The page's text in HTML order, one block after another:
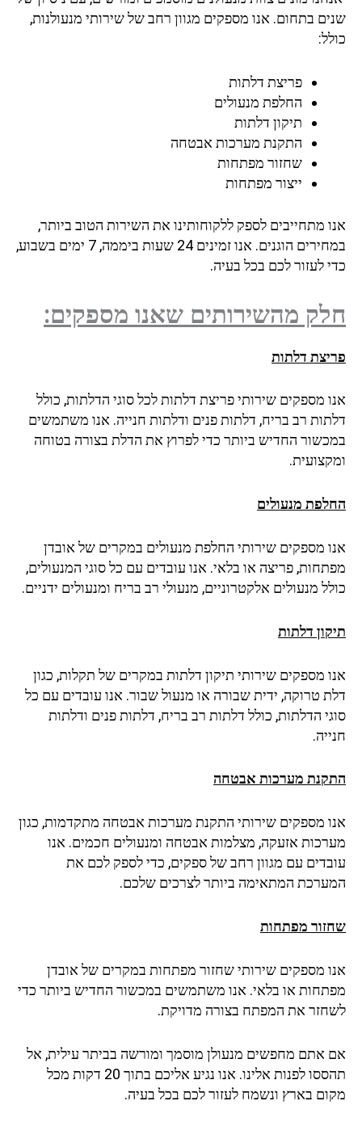
בתחום. אנו מספקים מגוון רחב של שירותי מנעולנות,
פריצת דלתות
החלפת מנעולים
תיקון דלתות
התקנת מערכות אבטחה
שחזור מפתחות
ייצור מפתחות
מתחייבים לספק ללקוחותינו את השירות הטוב ביותר,
במחירים הוגנים. אנו זמינים 24 שעות ביממה, 7 ימים בשבוע,
לעזור לכם בכל בעיה.
מהשירותים שאנו מספקים:
דלתות
מספקים שירותי פריצת דלתות לכל סוגי הדלתות, כולל
רב בריח, דלתות פנים ודלתות חנייה. אנו משתמשים
החדיש ביותר כדי לפרוץ את הדלת בצורה בטוחה
מנעולים
מספקים שירותי החלפת מנעולים במקרים של אובדן
פריצה או בלאי. אנו עובדים עם כל סוגי המנעולים,
מנעולים אלקטרוניים, מנעולי רב בריח ומנעולים ידניים.
דלתות
מספקים שירותי תיקון דלתות במקרים של תקלות, כגון
טרוקה, ידית שבורה או מנעול שבור. אנו עובדים עם כל
הדלתות, כולל דלתות רב בריח, דלתות פנים ודלתות
מערכות אבטחה
מספקים שירותי התקנת מערכות אבטחה מתקדמות, כגון
אזעקה, מצלמות אבטחה ומנעולים חכמים. אנו
עם מגוון רחב של ספקים, כדי לספק לכם את
המתאימה ביותר לצרכים שלכם.
מפתחות
מספקים שירותי שחזור מפתחות במקרים של אובדן
או בלאי. אנו משתמשים במכשור החדיש ביותר כדי
את המפתח בצורה מדויקת.
אתם מחפשים מנעולן מוסמך ומורשה בביתר עילית, אל
תהססו לפנות אלינו. אנו נגיע אליכם בתוך 20 דקות מכל
בארץ ונשמח לעזור לכם בכל בעיה.